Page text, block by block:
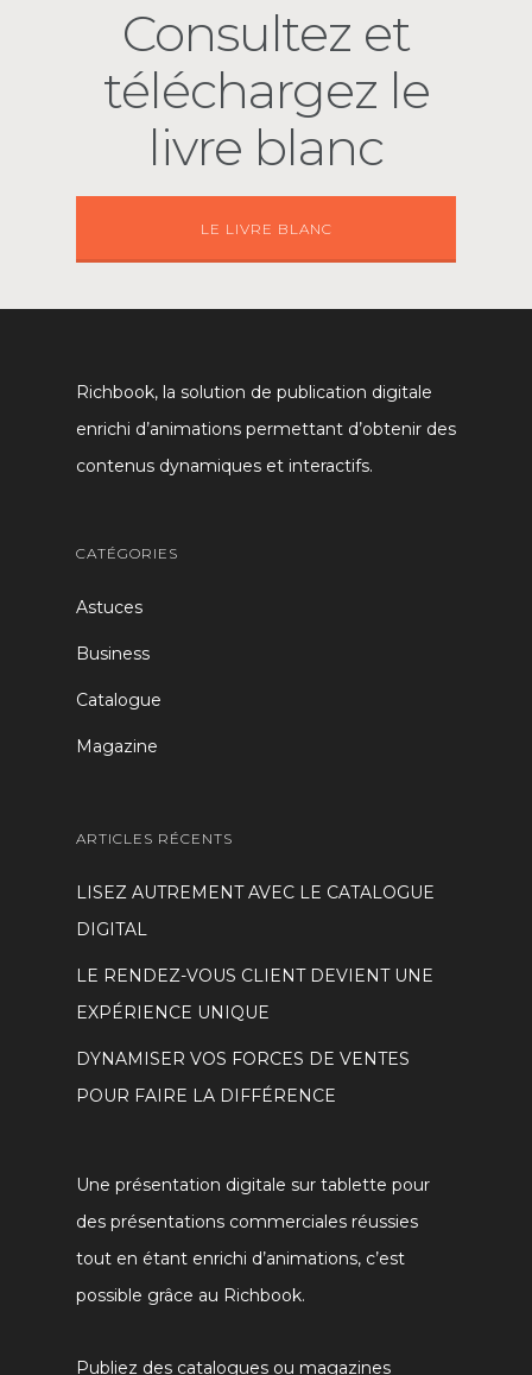
Consultez et
téléchargez le
livre blanc
LE LIVRE BLANC
Richbook, la solution de publication digitale
enrichi d’animations permettant d’obtenir des
contenus dynamiques et interactifs.
CATÉGORIES
Astuces
Business
Catalogue
Magazine
ARTICLES RÉCENTS
LISEZ AUTREMENT AVEC LE CATALOGUE
DIGITAL
LE RENDEZ-VOUS CLIENT DEVIENT UNE
EXPÉRIENCE UNIQUE
DYNAMISER VOS FORCES DE VENTES
POUR FAIRE LA DIFFÉRENCE
Une présentation digitale sur tablette pour
des présentations commerciales réussies
tout en étant enrichi d’animations, c’est
possible grâce au Richbook.
Publiez des catalogues ou magazines